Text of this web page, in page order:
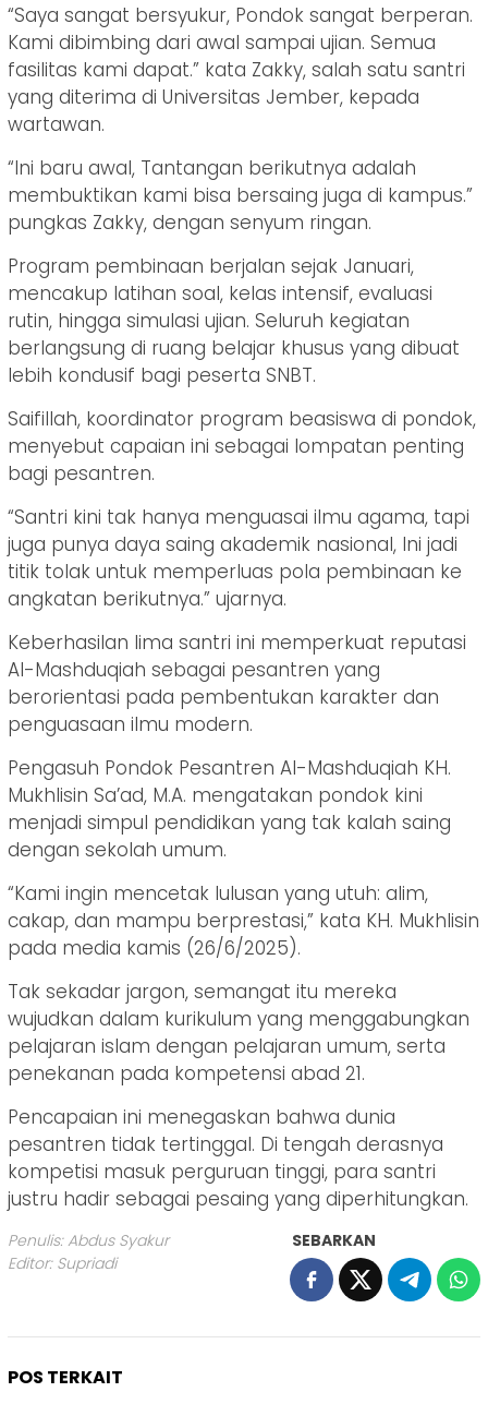
“Saya sangat bersyukur, Pondok sangat berperan.
Kami dibimbing dari awal sampai ujian. Semua
fasilitas kami dapat.” kata Zakky, salah satu santri
yang diterima di Universitas Jember, kepada
wartawan.
“Ini baru awal, Tantangan berikutnya adalah
membuktikan kami bisa bersaing juga di kampus.”
pungkas Zakky, dengan senyum ringan.
Program pembinaan berjalan sejak Januari,
mencakup latihan soal, kelas intensif, evaluasi
rutin, hingga simulasi ujian. Seluruh kegiatan
berlangsung di ruang belajar khusus yang dibuat
lebih kondusif bagi peserta SNBT.
Saifillah, koordinator program beasiswa di pondok,
menyebut capaian ini sebagai lompatan penting
bagi pesantren.
“Santri kini tak hanya menguasai ilmu agama, tapi
juga punya daya saing akademik nasional, Ini jadi
titik tolak untuk memperluas pola pembinaan ke
angkatan berikutnya.” ujarnya.
Keberhasilan lima santri ini memperkuat reputasi
Al-Mashduqiah sebagai pesantren yang
berorientasi pada pembentukan karakter dan
penguasaan ilmu modern.
Pengasuh Pondok Pesantren Al-Mashduqiah KH.
Mukhlisin Sa’ad, M.A. mengatakan pondok kini
menjadi simpul pendidikan yang tak kalah saing
dengan sekolah umum.
“Kami ingin mencetak lulusan yang utuh: alim,
cakap, dan mampu berprestasi,” kata KH. Mukhlisin
pada media kamis (26/6/2025).
Tak sekadar jargon, semangat itu mereka
wujudkan dalam kurikulum yang menggabungkan
pelajaran islam dengan pelajaran umum, serta
penekanan pada kompetensi abad 21.
Pencapaian ini menegaskan bahwa dunia
pesantren tidak tertinggal. Di tengah derasnya
kompetisi masuk perguruan tinggi, para santri
justru hadir sebagai pesaing yang diperhitungkan.
Penulis: Abdus Syakur
Editor: Supriadi
SEBARKAN
POS TERKAIT